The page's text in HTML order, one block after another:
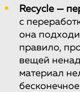
Recycle —
с
она
правило,
вещей
материал